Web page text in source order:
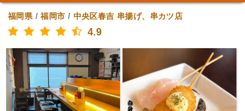
福岡県/福岡市 / 中央区春吉 串揚げ、串カツ店
4.9